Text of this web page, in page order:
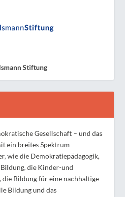
Stiftung
Gesellschaft – und das
ein breites Spektrum
wie die Demokratiepädagogik,
die Kinder-und
Bildung für eine nachhaltige
Bildung und das